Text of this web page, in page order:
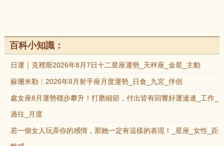
百科小知識：
日運｜克裡斯2026年8月7日十二星座運勢_天秤座_金星_主動
蘇珊米勒︱2026年8月射手座月度運勢_日食_九宮_伴侶
處女座8月運勢穩步攀升！打磨細節，付出皆有回響好運連連_工作_
過往_月度
若一個女人玩弄你的感情，那她一定有這樣的表現！_星座_女性_距